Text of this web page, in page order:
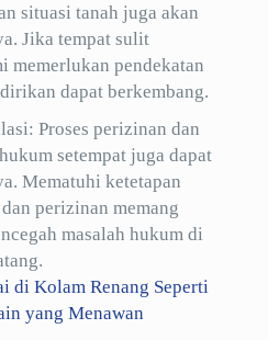
situasi tanah juga akan
Jika tempat sulit
memerlukan pendekatan
dapat berkembang.
Proses perizinan dan
setempat juga dapat
Mematuhi ketetapan
perizinan memang
masalah hukum di
di Kolam Renang Seperti
yang Menawan